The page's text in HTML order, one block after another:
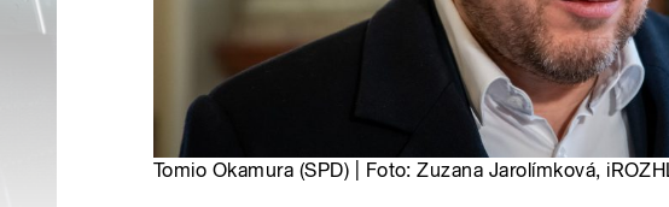
Tomio Okamura (SPD) | Foto: Zuzana Jarolímková,